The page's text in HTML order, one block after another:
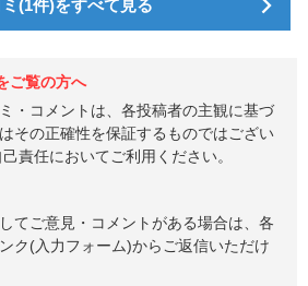
(1件)をすべて見る
ご覧の方へ
・コメントは、各投稿者の主観に基づ
その正確性を保証するものではござい
責任においてご利用ください。
てご意見・コメントがある場合は、各
ク(入力フォーム)からご返信いただけ